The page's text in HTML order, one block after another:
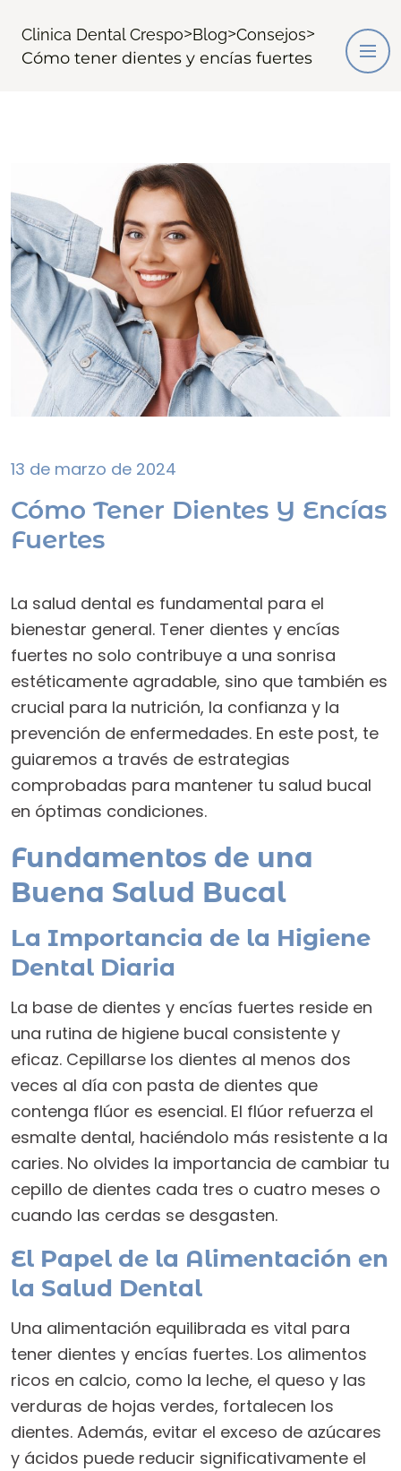
Clinica Dental Crespo>Blog>Consejos>
Cómo tener dientes y encías fuertes
13 de marzo de 2024
Cómo Tener Dientes Y Encías
Fuertes
La salud dental es fundamental para el
bienestar general. Tener dientes y encías
fuertes no solo contribuye a una sonrisa
estéticamente agradable, sino que también es
crucial para la nutrición, la confianza y la
prevención de enfermedades. En este post, te
guiaremos a través de estrategias
comprobadas para mantener tu salud bucal
en óptimas condiciones.
Fundamentos de una
Buena Salud Bucal
La Importancia de la Higiene
Dental Diaria
La base de dientes y encías fuertes reside en
una rutina de higiene bucal consistente y
eficaz. Cepillarse los dientes al menos dos
veces al día con pasta de dientes que
contenga flúor es esencial. El flúor refuerza el
esmalte dental, haciéndolo más resistente a la
caries. No olvides la importancia de cambiar tu
cepillo de dientes cada tres o cuatro meses o
cuando las cerdas se desgasten.
El Papel de la Alimentación en
la Salud Dental
Una alimentación equilibrada es vital para
tener dientes y encías fuertes. Los alimentos
ricos en calcio, como la leche, el queso y las
verduras de hojas verdes, fortalecen los
dientes. Además, evitar el exceso de azúcares
y ácidos puede reducir significativamente el